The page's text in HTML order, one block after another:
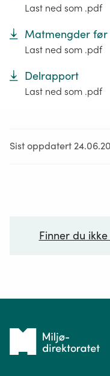
Last ned som .pdf
Matmengder
Last ned som .pdf
Delrapport
Last ned som .pdf
Sist oppdatert
Finner du
Tilbake